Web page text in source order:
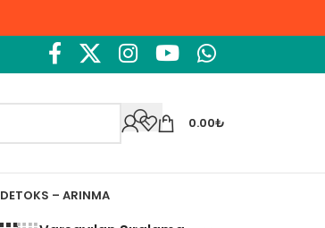
0.00₺
DETOKS – ARINMA